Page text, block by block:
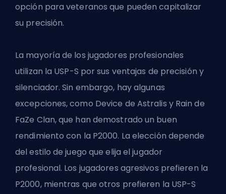
opción para veteranos que pueden capitalizar
su precisión.
La mayoría de los jugadores profesionales
utilizan la USP-S por sus ventajas de precisión y
silenciador. Sin embargo, hay algunas
excepciones, como Device de Astralis y Rain de
FaZe Clan, que han demostrado un buen
rendimiento con la P2000. La elección depende
del estilo de juego que elija el jugador
profesional. Los jugadores agresivos prefieren la
P2000, mientras que otros prefieren la USP-S